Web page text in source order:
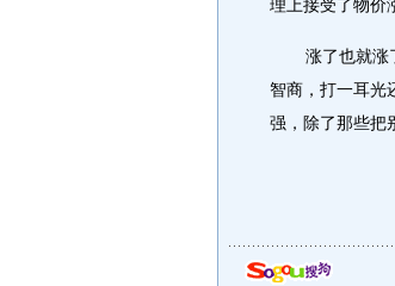
理上接受了物价
涨了也就涨
智商，打一耳光
强，除了那些把